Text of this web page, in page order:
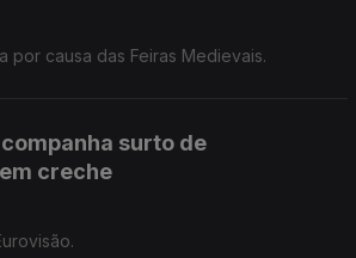
por causa das Feiras Medievais.
surto de
creche